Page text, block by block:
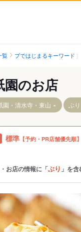
覧 ブではじまるキーワード
阪駅
条駅
園のお店
園・清水寺・東山 ぶり
標準 【予約・PR店舗優先順】
お店の情報に「ぶり 」を